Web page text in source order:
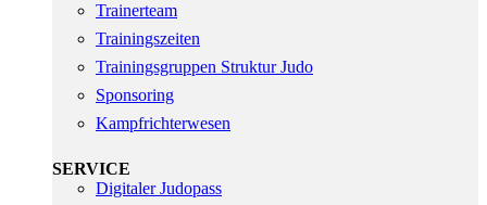
Trainerteam
Trainingszeiten
Trainingsgruppen Struktur Judo
Sponsoring
Kampfrichterwesen
SERVICE
Digitaler Judopass